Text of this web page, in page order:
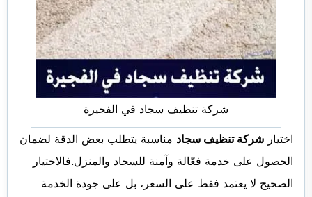
شركة تنظيف سجاد في الفجيرة
اختيار شركة تنظيف سجاد مناسبة يتطلب بعض الدقة لضمان
الحصول على خدمة فعّالة وآمنة للسجاد والمنزل.فالاختيار
الصحيح لا يعتمد فقط على السعر، بل على جودة الخدمة